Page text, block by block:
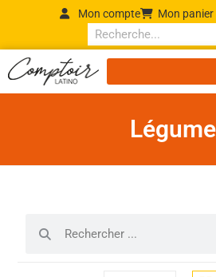
Mon compte Mon panier